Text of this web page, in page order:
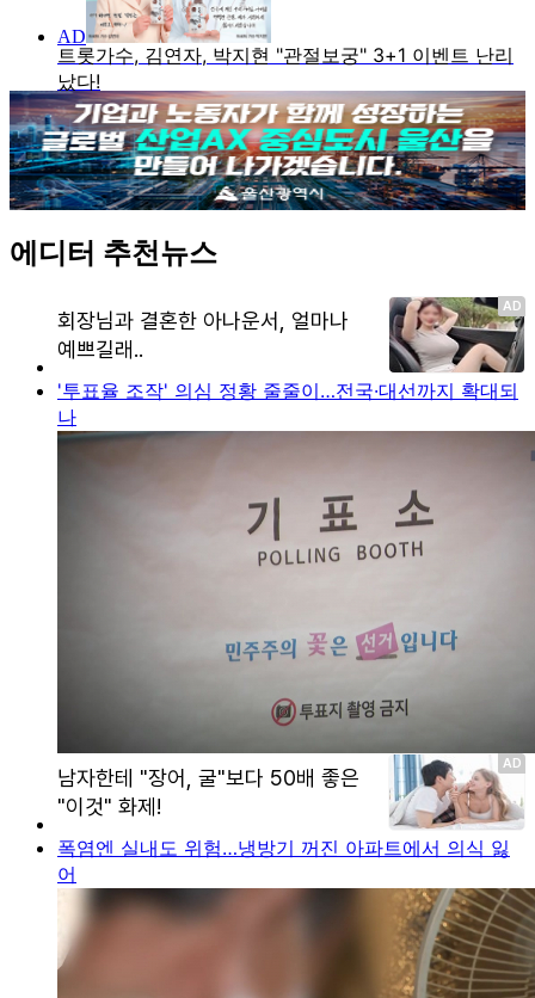
에디터 추천뉴스
'투표율 조작' 의심 정황 줄줄이…전국·대선까지 확대되
나
폭염엔 실내도 위험…냉방기 꺼진 아파트에서 의식 잃
어